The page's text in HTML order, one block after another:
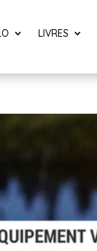
LIVRES